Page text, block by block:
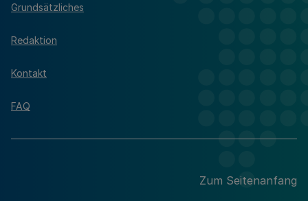
Grundsätzliches
Redaktion
Kontakt
FAQ
Zum Seitenanfang